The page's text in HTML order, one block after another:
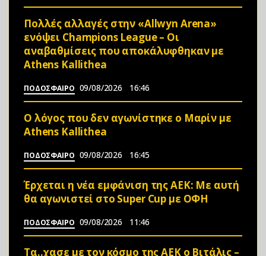
Πολλές αλλαγές στην «Allwyn Arena»
ενόψει Champions League – Οι
αναβαθμίσεις που αποκάλυφθηκαν με
Athens Kallithea
ΠΟΔΟΣΦΑΙΡΟ 09/08/2026 16:46
Ο λόγος που δεν αγωνίστηκε ο Μαρίν με
Athens Kallithea
ΠΟΔΟΣΦΑΙΡΟ 09/08/2026 16:45
Έρχεται η νέα εμφάνιση της ΑΕΚ: Με αυτή
θα αγωνιστεί στο Super Cup με ΟΦΗ
ΠΟΔΟΣΦΑΙΡΟ 09/08/2026 11:46
Τα..χασε με τον κόσμο της ΑΕΚ ο Βιτάλις –